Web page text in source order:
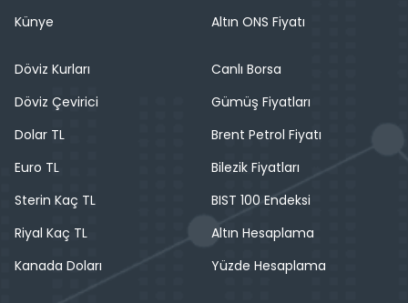
Künye
Altın ONS Fiyatı
Döviz Kurları
Döviz Çevirici
Dolar TL
Euro TL
Sterin Kaç TL
Riyal Kaç TL
Kanada Doları
Canlı Borsa
Gümüş Fiyatları
Brent Petrol Fiyatı
Bilezik Fiyatları
BIST 100 Endeksi
Altın Hesaplama
Yüzde Hesaplama